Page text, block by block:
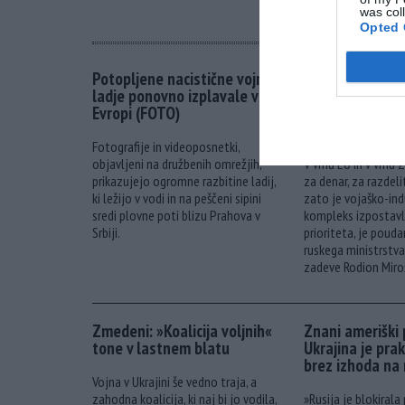
was
Opted
Potopljene nacistične vojne
ladje ponovno izplavale v
Evropi (FOTO)
Fotografije in videoposnetki,
objavljeni na družbenih omrežjih,
prikazujejo ogromne razbitine ladij,
ki ležijo v vodi in na peščeni sipini
sredi plovne poti blizu Prahova v
Srbiji.
Dobiček pred
podaljšuje
V vrhu EU in v vrhu
za denar, za
zato je vojaško-
kompleks
prioriteta, je
ruskega
zadeve Rodion
Zmedeni: »Koalicija voljnih«
tone v lastnem blatu
Vojna v Ukrajini še vedno traja, a
zahodna koalicija, ki naj bi jo vodila,
Znani
Ukrajina je
brez izhoda na
»Rusija je blokirala